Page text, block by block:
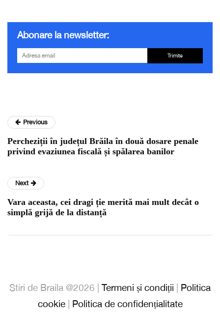
Abonare la newsletter:
Trimite
Previous
Percheziții în județul Brăila în două dosare penale
privind evaziunea fiscală și spălarea banilor
Next
Vara aceasta, cei dragi ție merită mai mult decât o
simplă grijă de la distanță
Stiri de Braila @2026 | Termeni și condiții | Politica
cookie| Politica de confidențialitate